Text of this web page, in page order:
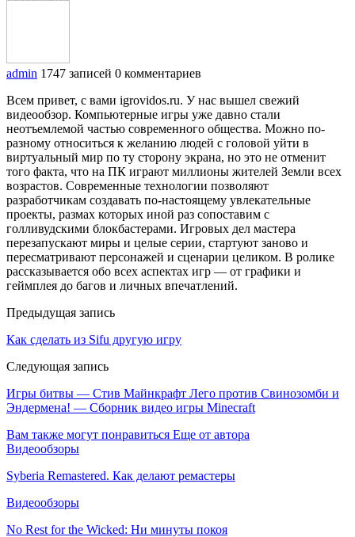
admin 1747 записей 0 комментариев
Всем привет, с вами igrovidos.ru. У нас вышел свежий
видеообзор. Компьютерные игры уже давно стали
неотъемлемой частью современного общества. Можно по-
разному относиться к желанию людей с головой уйти в
виртуальный мир по ту сторону экрана, но это не отменит
того факта, что на ПК играют миллионы жителей Земли всех
возрастов. Современные технологии позволяют
разработчикам создавать по-настоящему увлекательные
проекты, размах которых иной раз сопоставим с
голливудскими блокбастерами. Игровых дел мастера
перезапускают миры и целые серии, стартуют заново и
пересматривают персонажей и сценарии целиком. В ролике
рассказывается обо всех аспектах игр — от графики и
геймплея до багов и личных впечатлений.
Предыдущая запись
Как сделать из Sifu другую игру
Следующая запись
Игры битвы — Стив Майнкрафт Лего против Свинозомби и
Эндермена! — Сборник видео игры Minecraft
Вам также могут понравиться Еще от автора
Видеообзоры
Syberia Remastered. Как делают ремастеры
Видеообзоры
No Rest for the Wicked: Ни минуты покоя